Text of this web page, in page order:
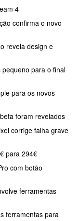
4
confirma o novo
revela design e
para o final
para os novos
foram revelados
corrige falha grave
para 294€
com botão
ferramentas
ferramentas para